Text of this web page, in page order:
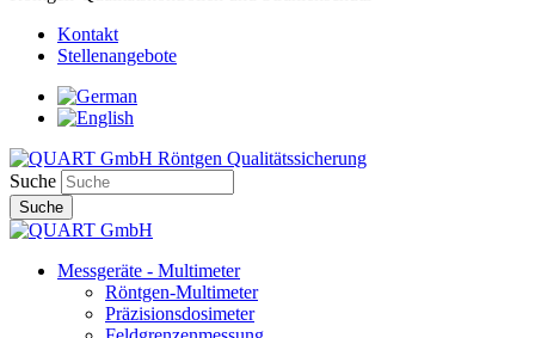
Kontakt
Stellenangebote
Suche
Messgeräte - Multimeter
Röntgen-Multimeter
Präzisionsdosimeter